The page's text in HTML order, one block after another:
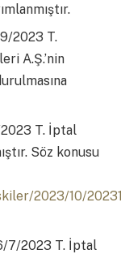
9/2023 T.
A.Ş.’nin
2023 T. İptal
Söz konusu
2023/10/
7/2023 T. İptal